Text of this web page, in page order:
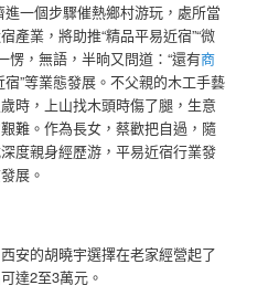
一個步驟催熱鄉村游玩，處所當
產業，將助推“精品平易近宿”“微
愣，無語，半晌又問道：“還有商
宿”等業態發展。不父親的木工手藝
時，上山找木頭時傷了腿，生意
難。作為長女，蔡歡把自過，隨
度親身經歷游，平易近宿行業發
展。
安的胡曉宇選擇在老家經營起了
達2至3萬元。